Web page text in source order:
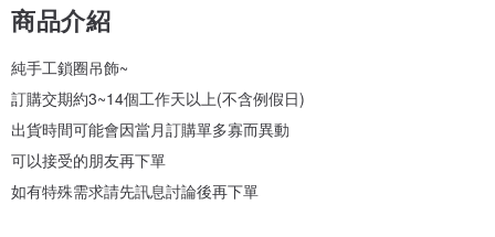
商品介紹
純手工鎖圈吊飾~
訂購交期約3~14個工作天以上(不含例假日)
出貨時間可能會因當月訂購單多寡而異動
可以接受的朋友再下單
如有特殊需求請先訊息討論後再下單